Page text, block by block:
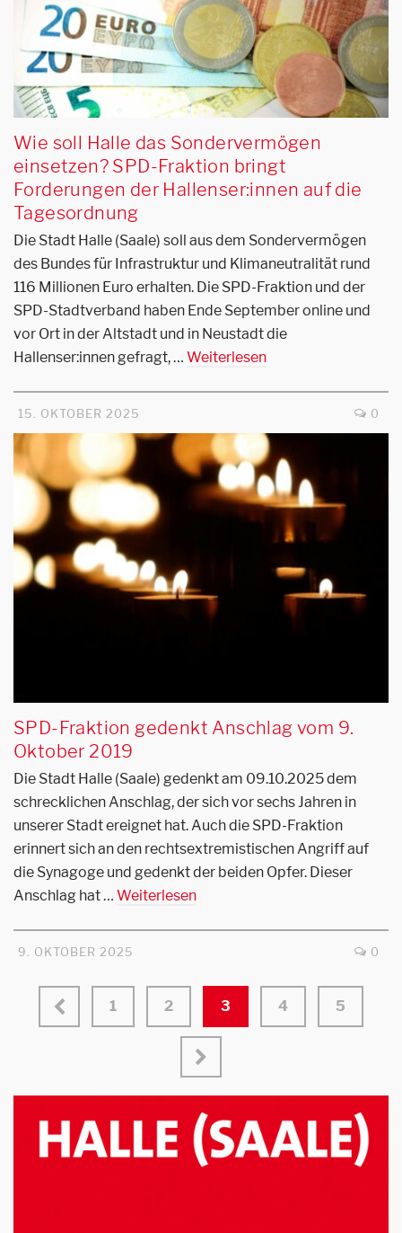
Wie soll Halle das Sondervermögen
einsetzen? SPD-Fraktion bringt
Forderungen der Hallenser:innen auf die
Tagesordnung
Die Stadt Halle (Saale) soll aus dem Sondervermögen
des Bundes für Infrastruktur und Klimaneutralität rund
116 Millionen Euro erhalten. Die SPD-Fraktion und der
SPD-Stadtverband haben Ende September online und
vor Ort in der Altstadt und in Neustadt die
Hallenser:innen gefragt, … Weiterlesen
15. OKTOBER 2025 0
SPD-Fraktion gedenkt Anschlag vom 9.
Oktober 2019
Die Stadt Halle (Saale) gedenkt am 09.10.2025 dem
schrecklichen Anschlag, der sich vor sechs Jahren in
unserer Stadt ereignet hat. Auch die SPD-Fraktion
erinnert sich an den rechtsextremistischen Angriff auf
die Synagoge und gedenkt der beiden Opfer. Dieser
Anschlag hat … Weiterlesen
9. OKTOBER 2025 0
1 2 3 4 5